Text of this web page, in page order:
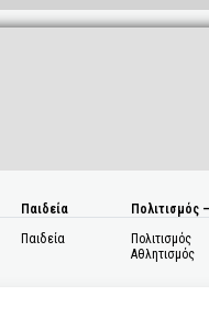
Παιδεία
Παιδεία
Πολιτισμός
Πολιτισμός
Αθλητισμός